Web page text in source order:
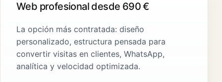
Web profesional desde 690 €
La opción más contratada: diseño
personalizado, estructura pensada para
convertir visitas en clientes, WhatsApp,
analítica y velocidad optimizada.